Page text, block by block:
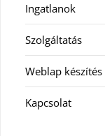
Ingatlanok
Szolgáltatás
Weblap készítés
Kapcsolat